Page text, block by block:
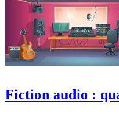
Fiction audio :